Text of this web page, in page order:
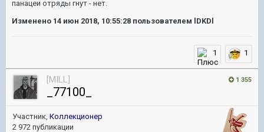
панацеи отряды гнут - нет.
Изменено 14 июн 2018, 10:55:28 пользователем lDKDl
1 1
1 355
[MILL]
_77100_
Участник, Коллекционер
2 972 публикации